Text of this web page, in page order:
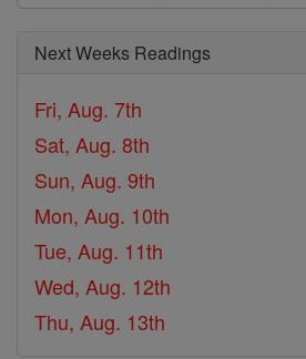
Next Weeks Readings
Fri, Aug. 7th
Sat, Aug. 8th
Sun, Aug. 9th
Mon, Aug. 10th
Tue, Aug. 11th
Wed, Aug. 12th
Thu, Aug. 13th